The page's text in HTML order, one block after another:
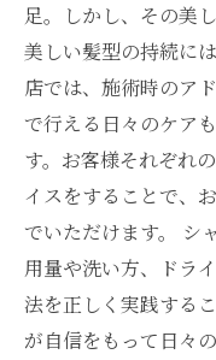
足。しかし、その美
美しい髪型の持続に
店では、施術時のア
で行える日々のケア
す。お客様それぞれ
イスをすることで、
でいただけます。 シ
用量や洗い方、ドラ
法を正しく実践する
が自信をもって日々